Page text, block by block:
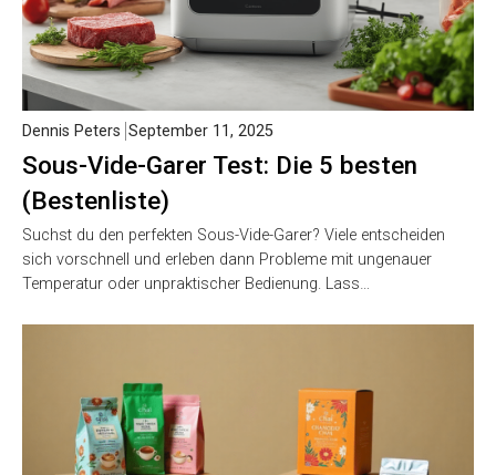
Sous-Vide-Garer Test: Die 5 besten
(Bestenliste)
Dennis Peters September 11, 2025
Suchst du den perfekten Sous-Vide-Garer? Viele entscheiden
sich vorschnell und erleben dann Probleme mit ungenauer
Temperatur oder unpraktischer Bedienung. Lass…